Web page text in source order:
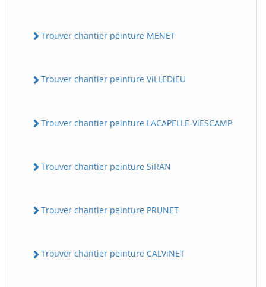
Trouver chantier peinture MENET
Trouver chantier peinture ViLLEDiEU
Trouver chantier peinture LACAPELLE-ViESCAMP
Trouver chantier peinture SiRAN
Trouver chantier peinture PRUNET
Trouver chantier peinture CALViNET